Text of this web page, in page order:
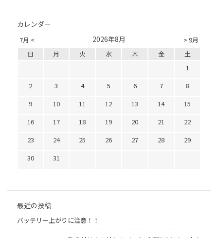
カレンダー
7月 < > 9月
2026年8月
日 月 火 水 木 金
土
1
2
3 4 5 6 7
8
9
10 11 12 13 14
15
16
17 18 19 20 21
22
23
24 25 26 27 28
29
30
31
最近の投稿
バッテリー上がりに注意！！